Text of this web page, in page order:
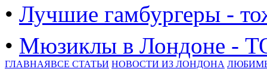
• Лучшие гамбургеры -
• Мюзиклы в Лондоне -
ГЛАВНАЯВСЕ СТАТЬИ НОВОСТИ ИЗ ЛОНДОНА